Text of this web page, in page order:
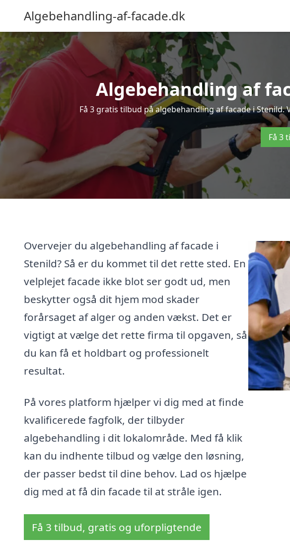
Algebehandling-af-facade.dk
Algebehandling af
Få 3 gratis tilbud på algebehandling af facade i
Få 3
Overvejer du algebehandling af facade i
Stenild? Så er du kommet til det rette sted. En
velplejet facade ikke blot ser godt ud, men
beskytter også dit hjem mod skader
forårsaget af alger og anden vækst. Det er
vigtigt at vælge det rette firma til opgaven, så
du kan få et holdbart og professionelt
resultat.
På vores platform hjælper vi dig med at finde
kvalificerede fagfolk, der tilbyder
algebehandling i dit lokalområde. Med få klik
kan du indhente tilbud og vælge den løsning,
der passer bedst til dine behov. Lad os hjælpe
dig med at få din facade til at stråle igen.
Få 3 tilbud, gratis og uforpligtende